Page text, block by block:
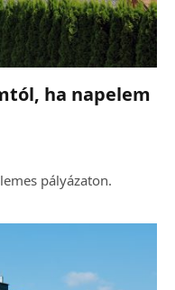
ha napelem
pályázaton.